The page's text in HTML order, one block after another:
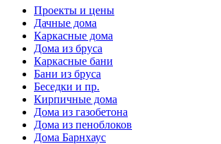
Проекты и цены
Дачные дома
Каркасные дома
Дома из бруса
Каркасные бани
Бани из бруса
Беседки и пр.
Кирпичные дома
Дома из газобетона
Дома из пеноблоков
Дома Барнхаус